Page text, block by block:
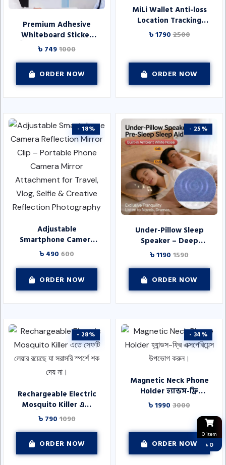
0 item
৳ 0
Premium Adhesive
Whiteboard Sticker
স্টিকার রোল (৬০ সেমি ×
৳ 7491000
ORDER NOW
MiLi Wallet Anti-loss
Location Tracking
Smart Tag Google
Charge IP67 CE
Certified E746
৳ 17902500
ORDER NOW
- 18%
Adjustable
Smartphone Camera
Reflection Mirror Clip
Camera Mirror
Attachment for
Travel, Vlog, Selfie &
৳ 490 600
ORDER NOW
- 25%
Under-Pillow Sleep
Speaker – Deep
Relaxation Sound
হালকা ঘুমের সমস্যায়
ভোগেন
৳ 1190 1590
ORDER NOW
- 28%
Rechargeable Electric
Mosquito Killer এতে
সেফটি লেয়ার রয়েছে যা
৳ 7901090
ORDER NOW
- 34%
Magnetic Neck Phone
Holder হ্যান্ডস-ফ্রি
এক্সপেরিয়েন্স উপভোগ
৳ 1990 3000
ORDER NOW